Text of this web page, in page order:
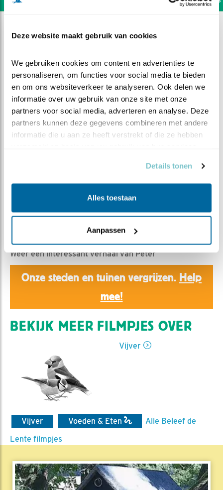
Deze website maakt gebruik van cookies
We gebruiken cookies om content en advertenties te
personaliseren, om functies voor social media te bieden
en om ons websiteverkeer te analyseren. Ook delen we
informatie over uw gebruik van onze site met onze
partners voor social media, adverteren en analyse. Deze
partners kunnen deze gegevens combineren met andere
informatie die u aan ze heeft verstrekt of die ze hebben
Details tonen
Alles toestaan
Aanpassen
Uitwerpselen
Bewaar dit filmpje |
Weer een interessant verhaal van Peter
Onze steden en tuinen vergrijzen. Help
mee!
BEKIJK MEER FILMPJES OVER
Vijver
Vijver Voeden & Eten
Alle Beleef de
Lente filmpjes